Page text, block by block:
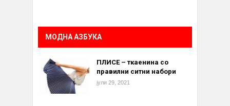
МОДНА АЗБУКА
ПЛИСЕ – ткаенина со
правилни ситни набори
јули 29, 2021